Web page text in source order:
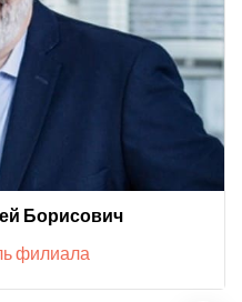
Борисович
филиала